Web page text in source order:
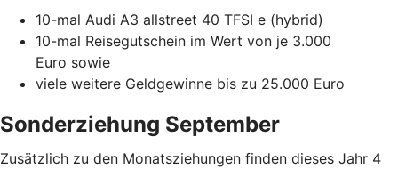
10-mal Audi A3 allstreet 40 TFSI e (hybrid)
10-mal Reisegutschein im Wert von je 3.000
Euro sowie
viele weitere Geldgewinne bis zu 25.000 Euro
Sonderziehung September
Zusätzlich zu den Monatsziehungen finden dieses Jahr 4